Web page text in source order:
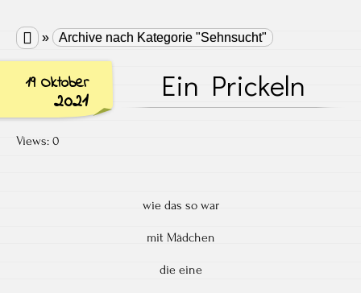
 » Archive nach Kategorie "Sehnsucht"
19 Oktober
2021 Ein Prickeln
Views: 0
wie das so war
mit Mädchen
die eine